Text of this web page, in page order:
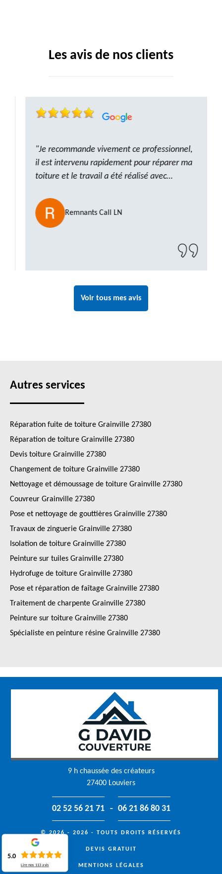
Les avis de nos clients
"Je recommande vivement ce professionnel,
il est intervenu rapidement pour réparer ma
toiture et le travail a été réalisé avec
ponctuel et à l’écoute, le résultat est
impeccable et le chantier a été laissé propre.
Un artisan de confiance que je n’hésiterai pas
Remnants Call LN
Voir tous mes avis
Autres services
Réparation fuite de toiture Grainville 27380
Réparation de toiture Grainville 27380
Devis toiture Grainville 27380
Changement de toiture Grainville 27380
Nettoyage et démoussage de toiture Grainville 27380
Couvreur Grainville 27380
Pose et nettoyage de gouttières Grainville 27380
Travaux de zinguerie Grainville 27380
Isolation de toiture Grainville 27380
Peinture sur tuiles Grainville 27380
Hydrofuge de toiture Grainville 27380
Pose et réparation de faîtage Grainville 27380
Traitement de charpente Grainville 27380
Peinture sur toiture Grainville 27380
Spécialiste en peinture résine Grainville 27380
9 h chaussée des créateurs
27400 Louviers
02 52 56 21 71 - 06 21 86 80 31
© 2026 - 2026 - TOUTS DROITS RÉSERVÉS
DEVIS GRATUIT
MENTIONS LÉGALES
5.0
Lire nos 113 avis